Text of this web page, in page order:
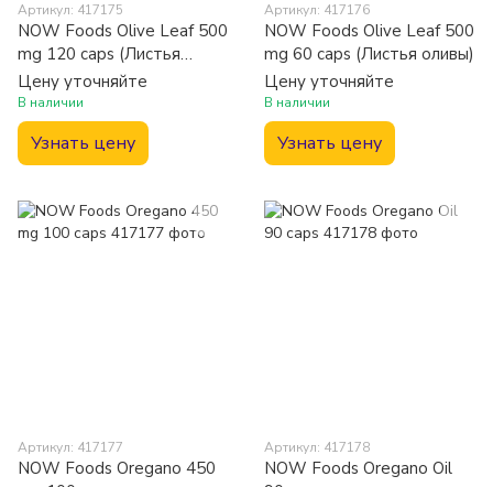
Артикул: 417175
NOW Foods Olive Leaf 500
mg 120 caps (Листья
оливы)
Цену уточняйте
В наличии
Узнать цену
Артикул: 417176
NOW Foods Olive Leaf 500
mg 60 caps (Листья оливы)
Цену уточняйте
В наличии
Узнать цену
Артикул: 417177
NOW Foods Oregano 450
Артикул: 417178
NOW Foods Oregano Oil